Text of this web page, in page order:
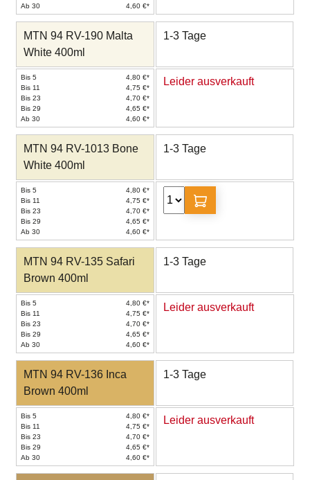
Ab 30
4,60 €*
MTN 94 RV-190 Malta
White 400ml
1-3 Tage
Bis 5
4,80 €*
Bis 11
4,75 €*
Bis 23
4,70 €*
Bis 29
4,65 €*
Ab 30
4,60 €*
Leider ausverkauft
MTN 94 RV-1013 Bone
White 400ml
1-3 Tage
Bis 5
4,80 €*
Bis 11
4,75 €*
Bis 23
4,70 €*
Bis 29
4,65 €*
Ab 30
4,60 €*
MTN 94 RV-135 Safari
Brown 400ml
1-3 Tage
Bis 5
4,80 €*
Bis 11
4,75 €*
Bis 23
4,70 €*
Bis 29
4,65 €*
Ab 30
4,60 €*
Leider ausverkauft
MTN 94 RV-136 Inca
Brown 400ml
1-3 Tage
Bis 5
4,80 €*
Bis 11
4,75 €*
Bis 23
4,70 €*
Bis 29
4,65 €*
Ab 30
4,60 €*
Leider ausverkauft